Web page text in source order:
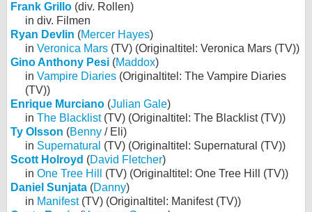
Frank Grillo (div. Rollen)
in div. Filmen
Ryan Devlin (Mercer Hayes)
in Veronica Mars (TV) (Originaltitel: Veronica Mars (TV))
Gino Anthony Pesi (Maddox)
in Vampire Diaries (Originaltitel: The Vampire Diaries
(TV))
Enrique Murciano (Julian Gale)
in The Blacklist(TV) (Originaltitel: The Blacklist (TV))
Ty Olsson (Benny / Eli)
in Supernatural (TV) (Originaltitel: Supernatural (TV))
Scott Holroyd (David Fletcher)
in One Tree Hill
(TV) (Originaltitel: One Tree Hill (TV))
Daniel Sunjata (Danny)
in Manifest(TV) (Originaltitel: Manifest (TV))